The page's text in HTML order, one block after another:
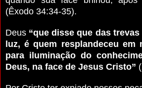
(Êxodo 34:34-35).
Deus “que disse que das
luz, é quem resplandeceu em
para iluminação do
Deus, na face de Jesus Cristo”